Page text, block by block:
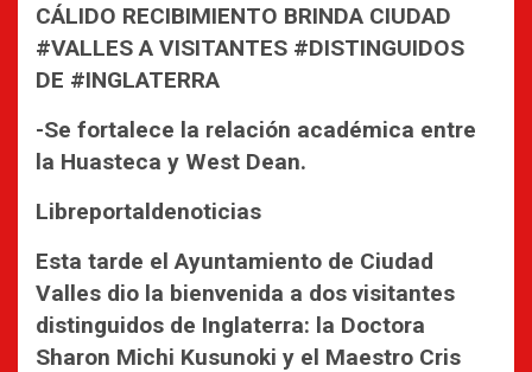
CÁLIDO RECIBIMIENTO BRINDA CIUDAD
#VALLES A VISITANTES #DISTINGUIDOS
DE #INGLATERRA
-Se fortalece la relación académica entre
la Huasteca y West Dean.
Libreportaldenoticias
Esta tarde el Ayuntamiento de Ciudad
Valles dio la bienvenida a dos visitantes
distinguidos de Inglaterra: la Doctora
Sharon Michi Kusunoki y el Maestro Cris